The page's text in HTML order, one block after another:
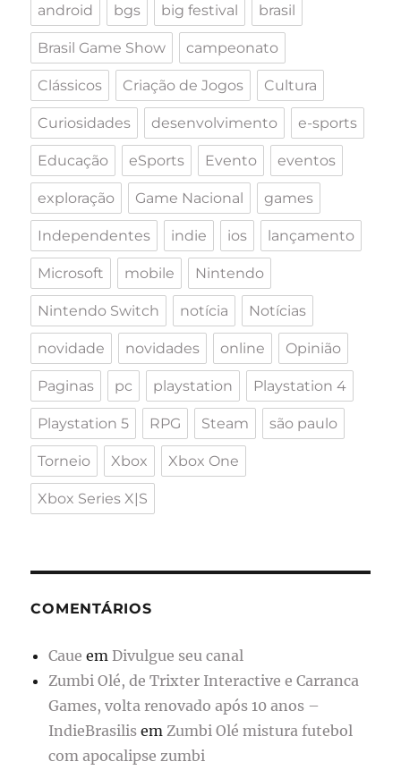
android bgs big festival brasil
Brasil Game Show campeonato
Clássicos Criação de Jogos Cultura
Curiosidades desenvolvimento e-sports
Educação eSports Evento eventos
exploração Game Nacional games
Independentes indie ios lançamento
Microsoft mobile Nintendo
Nintendo Switch notícia Notícias
novidade novidades online Opinião
Paginas pc playstation Playstation 4
Playstation 5 RPG Steam são paulo
Torneio Xbox Xbox One
Xbox Series X|S
COMENTÁRIOS
Caue em Divulgue seu canal
Zumbi Olé, de Trixter Interactive e Carranca
Games, volta renovado após 10 anos –
IndieBrasilis em Zumbi Olé mistura futebol
com apocalipse zumbi